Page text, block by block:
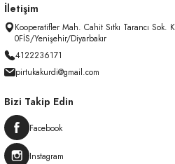
İletişim
Kooperatifler Mah. Cahit Sıtkı Tarancı
0FİS/Yenişehir/Diyarbakır
4122236171
pirtukakurdi@gmail.com
Bizi Takip Edin
Facebook
Instagram